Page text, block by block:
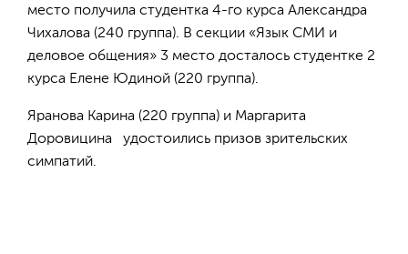
место получила студентка 4-го курса Александра
Чихалова (240 группа). В секции «Язык СМИ и
деловое общения» 3 место досталось студентке 2
курса Елене Юдиной (220 группа).
Яранова Карина (220 группа) и Маргарита
Доровицина удостоились призов зрительских
симпатий.